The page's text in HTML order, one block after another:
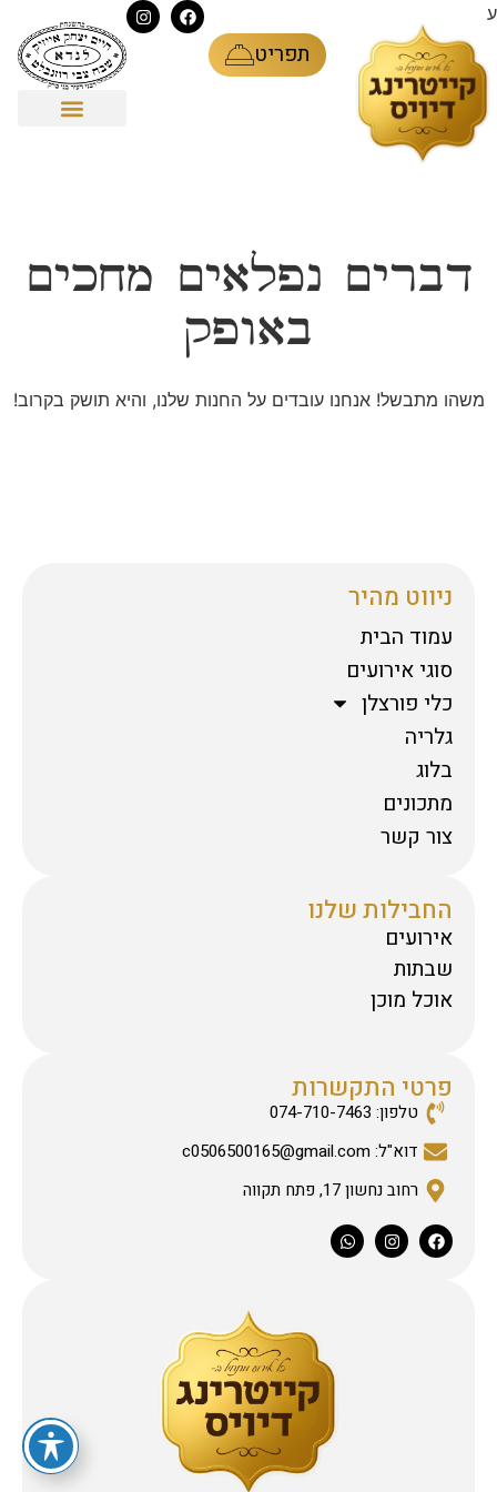
ע
תפריט
דברים נפלאים מחכים
באופק
משהו מתבשל! אנחנו עובדים על החנות שלנו, והיא תושק בקרוב!
ניווט מהיר
עמוד הבית
סוגי אירועים
כלי פורצלן
גלריה
בלוג
מתכונים
צור קשר
החבילות שלנו
אירועים
שבתות
אוכל מוכן
פרטי התקשרות
טלפון: 074-710-7463
דוא"ל: c0506500165@gmail.com
רחוב נחשון 17, פתח תקווה